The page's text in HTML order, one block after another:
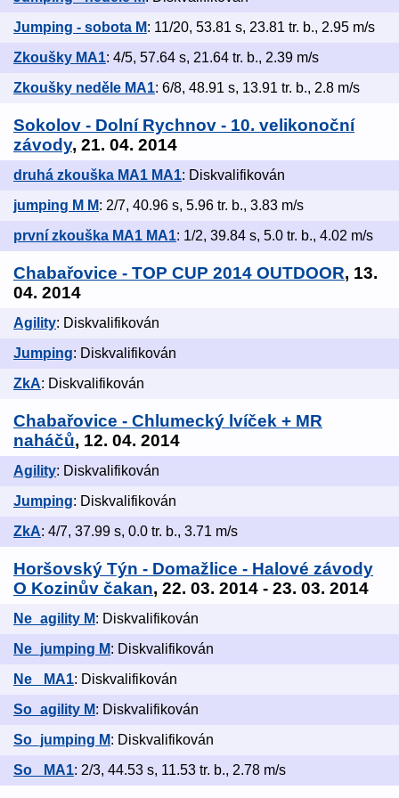
Jumping - sobota M: 11/20, 53.81 s, 23.81 tr. b., 2.95 m/s
Zkoušky MA1: 4/5, 57.64 s, 21.64 tr. b., 2.39 m/s
Zkoušky neděle MA1: 6/8, 48.91 s, 13.91 tr. b., 2.8 m/s
Sokolov - Dolní Rychnov - 10. velikonoční
závody, 21. 04. 2014
druhá zkouška MA1 MA1: Diskvalifikován
jumping M M: 2/7, 40.96 s, 5.96 tr. b., 3.83 m/s
první zkouška MA1 MA1: 1/2, 39.84 s, 5.0 tr. b., 4.02 m/s
Chabařovice - TOP CUP 2014 OUTDOOR, 13.
04. 2014
Agility: Diskvalifikován
Jumping: Diskvalifikován
ZkA: Diskvalifikován
Chabařovice - Chlumecký lvíček + MR
naháčů, 12. 04. 2014
Agility: Diskvalifikován
Jumping: Diskvalifikován
ZkA: 4/7, 37.99 s, 0.0 tr. b., 3.71 m/s
Horšovský Týn - Domažlice - Halové závody
O Kozinův čakan, 22. 03. 2014 - 23. 03. 2014
Ne_agility M: Diskvalifikován
Ne_jumping M: Diskvalifikován
Ne_ MA1: Diskvalifikován
So_agility M: Diskvalifikován
So_jumping M: Diskvalifikován
So_ MA1: 2/3, 44.53 s, 11.53 tr. b., 2.78 m/s